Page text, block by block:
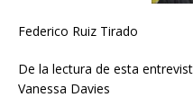
Federico Ruiz Tirado
De la lectura de esta
Vanessa Davies